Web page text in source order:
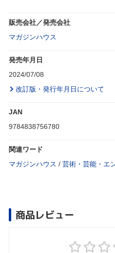
販売会社／発売会社
マガジンハウス
発売年月日
2024/07/08
改訂版・発行年月日について
JAN
9784838756780
関連ワード
マガジンハウス / 芸術・芸能・エ
商品レビュー